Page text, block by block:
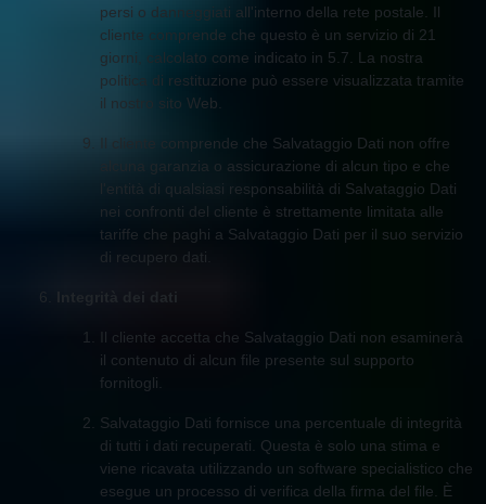
persi o danneggiati all'interno della rete postale. Il
cliente comprende che questo è un servizio di 21
giorni, calcolato come indicato in 5.7. La nostra
politica di restituzione può essere visualizzata tramite
il nostro sito Web.
Il cliente comprende che Salvataggio Dati non offre
alcuna garanzia o assicurazione di alcun tipo e che
l'entità di qualsiasi responsabilità di Salvataggio Dati
nei confronti del cliente è strettamente limitata alle
tariffe che paghi a Salvataggio Dati per il suo servizio
di recupero dati.
Integrità dei dati
Il cliente accetta che Salvataggio Dati non esaminerà
il contenuto di alcun file presente sul supporto
fornitogli.
Salvataggio Dati fornisce una percentuale di integrità
di tutti i dati recuperati. Questa è solo una stima e
viene ricavata utilizzando un software specialistico che
esegue un processo di verifica della firma del file. È